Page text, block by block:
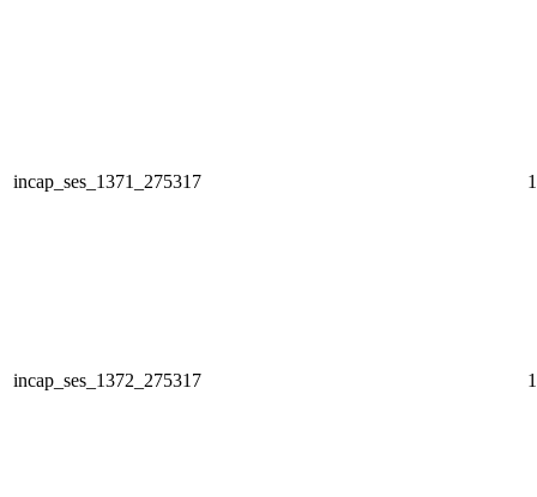
incap_ses_1371_275317
incap_ses_1372_275317